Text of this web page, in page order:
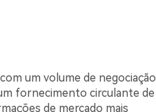
um volume de negociação
fornecimento circulante de
de mercado mais